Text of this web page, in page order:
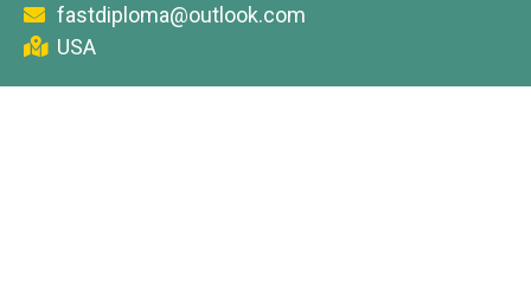
fastdiploma@outlook.com
USA